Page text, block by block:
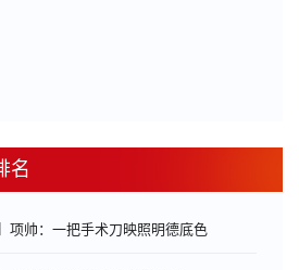
名
项帅：一把手术刀映照明德底色